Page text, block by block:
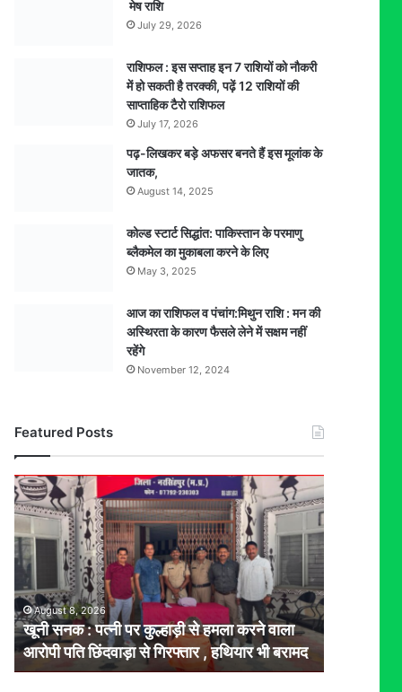
मेष राशि
July 29, 2026
राशिफल : इस सप्ताह इन 7 राशियों को नौकरी
में हो सकती है तरक्की, पढ़ें 12 राशियों की
साप्ताहिक टैरो राशिफल
July 17, 2026
पढ़-लिखकर बड़े अफसर बनते हैं इस मूलांक के
जातक,
August 14, 2025
कोल्ड स्टार्ट सिद्धांत: पाकिस्तान के परमाणु
ब्लैकमेल का मुकाबला करने के लिए
May 3, 2025
आज का राशिफल व पंचांग:मिथुन राशि : मन की
अस्थिरता के कारण फैसले लेने में सक्षम नहीं
रहेंगे
November 12, 2024
Featured Posts
खूनी
सनक
:
पत्नी
पर
कुल्हाड़ी
से
हमला
करने
वाला
आरोपी
August 8, 2026
खूनी सनक : पत्नी पर कुल्हाड़ी से हमला करने वाला
आरोपी पति छिंदवाड़ा से गिरफ्तार , हथियार भी बरामद